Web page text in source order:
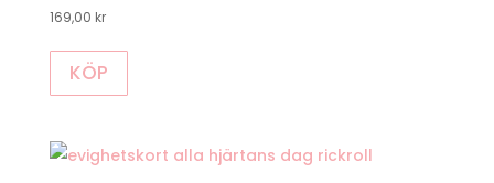
169,00 kr
KÖP